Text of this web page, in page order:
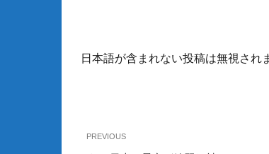
日本語が含まれない投稿は無視され
投Previous
PREVIOUS